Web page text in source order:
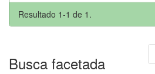
Resultado 1-1 de 1.
Busca facetada